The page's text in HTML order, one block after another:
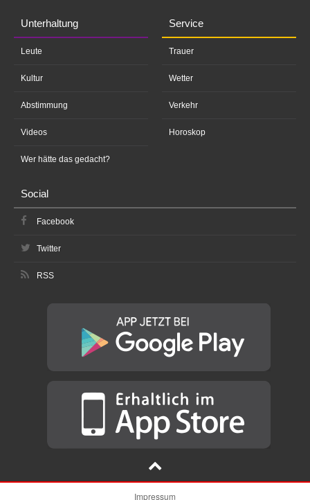
Unterhaltung
Leute
Kultur
Abstimmung
Videos
Wer hätte das gedacht?
Service
Trauer
Wetter
Verkehr
Horoskop
Social
Facebook
Twitter
RSS
Impressum